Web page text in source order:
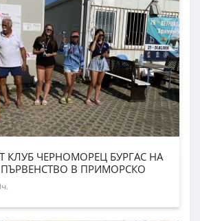
КЛУБ ЧЕРНОМОРЕЦ БУРГАС НА
В ПРИМОРСКО